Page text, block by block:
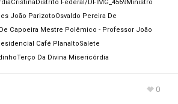
Cristina Distrito Federal/DF IMG_4569Ministro
João ParizotoOsvaldo Pereira De
Capoeira Mestre Polêmico - Professor João
Café PlanaltoSalete
Terço Da Divina Misericórdia
0